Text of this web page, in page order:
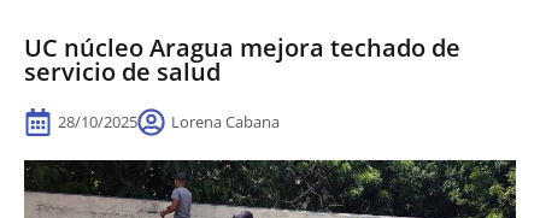
UC núcleo Aragua mejora techado de
servicio de salud
28/10/2025 Lorena Cabana